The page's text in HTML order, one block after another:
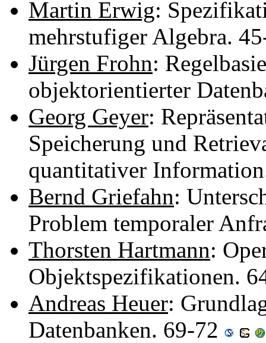
Martin Erwig:
mehrstufiger Algebra.
Jürgen Frohn:
objektorientierter
Georg Geyer:
Speicherung und
quantitativer
Bernd Griefahn:
Problem temporaler
Thorsten Hartmann:
Objektspezifikationen.
Andreas Heuer:
Datenbanken. 69-72